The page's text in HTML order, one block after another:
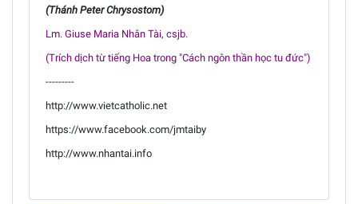
(Thánh Peter Chrysostom)
Lm. Giuse Maria Nhân Tài, csjb.
(Trích dịch từ tiếng Hoa trong "Cách ngôn thần học tu đức")
---------
http://www.vietcatholic.net
https://www.facebook.com/jmtaiby
http://www.nhantai.info